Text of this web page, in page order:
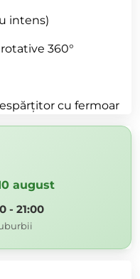
intens)
360°
cu fermoar
august
- 21:00